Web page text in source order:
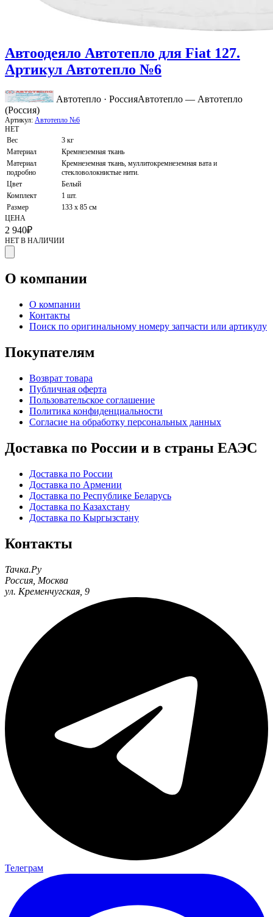
Автоодеяло Автотепло для Fiat 127.
Артикул Автотепло №6
Автотепло · РоссияАвтотепло — Автотепло
(Россия)
Артикул: Автотепло №6
НЕТ
Вес
3 кг
Материал
Кремнеземная ткань
Материал
подробно
Кремнеземная ткань, муллитокремнеземная вата и
стекловолокнистые нити.
Цвет
Белый
Комплект
1 шт.
Размер
133 x 85 см
ЦЕНА
2 940₽
НЕТ В НАЛИЧИИ
О компании
О компании
Контакты
Поиск по оригинальному номеру запчасти или артикулу
Покупателям
Возврат товара
Публичная оферта
Пользовательское соглашение
Политика конфиденциальности
Согласие на обработку персональных данных
Доставка по России и в страны ЕАЭС
Доставка по России
Доставка по Армении
Доставка по Республике Беларусь
Доставка по Казахстану
Доставка по Кыргызстану
Контакты
Тачка.Ру
Россия Москва
ул. Кременчугская, 9
Телеграм